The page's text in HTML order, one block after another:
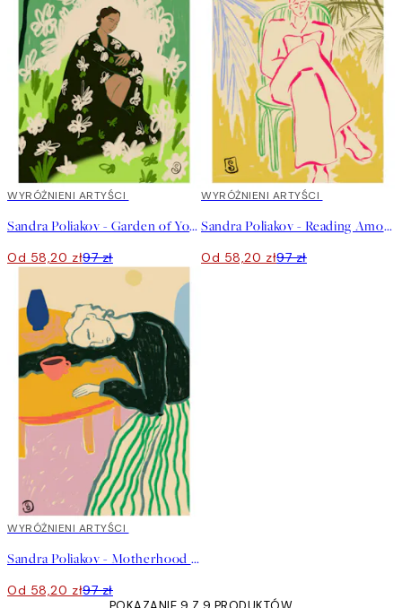
40%*
WYRÓŻNIENI ARTYŚCI
Sandra Poliakov - Garden of You Plakat
Od 58,20 zł97 zł
40%*
WYRÓŻNIENI ARTYŚCI
Sandra Poliakov - Reading Among Palm Trees Plakat
Od 58,20 zł97 zł
40%*
WYRÓŻNIENI ARTYŚCI
Sandra Poliakov - Motherhood Plakat
Od 58,20 zł97 zł